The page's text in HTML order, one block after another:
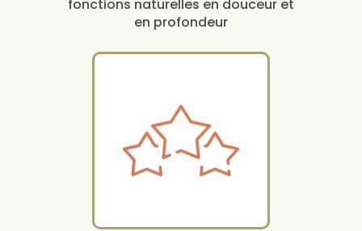
fonctions naturelles en douceur et
en profondeur